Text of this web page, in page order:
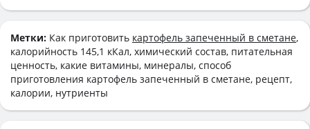
Метки: Как приготовить картофель запеченный в сметане,
калорийность 145,1 кКал, химический состав, питательная
ценность, какие витамины, минералы, способ
приготовления картофель запеченный в сметане, рецепт,
калории, нутриенты